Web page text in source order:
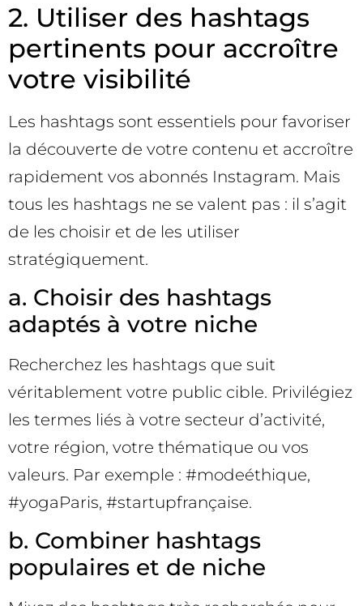
2. Utiliser des hashtags
pertinents pour accroître
votre visibilité
Les hashtags sont essentiels pour favoriser
la découverte de votre contenu et accroître
rapidement vos abonnés Instagram. Mais
tous les hashtags ne se valent pas : il s’agit
de les choisir et de les utiliser
stratégiquement.
a. Choisir des hashtags
adaptés à votre niche
Recherchez les hashtags que suit
véritablement votre public cible. Privilégiez
les termes liés à votre secteur d’activité,
votre région, votre thématique ou vos
valeurs. Par exemple : #modeéthique,
#yogaParis, #startupfrançaise.
b. Combiner hashtags
populaires et de niche